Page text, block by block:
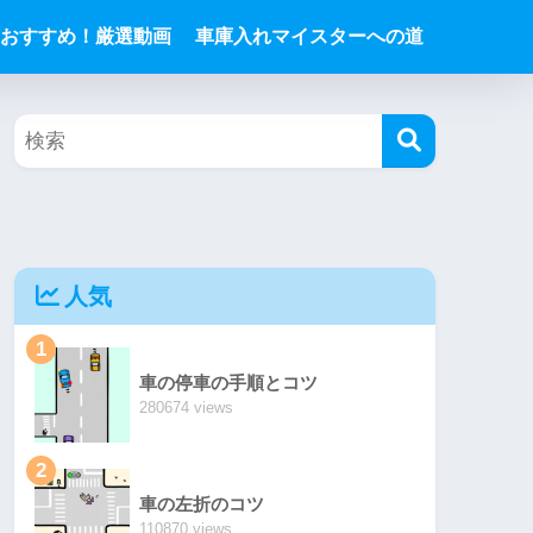
おすすめ！厳選動画 車庫入れマイスターへの道
人気
1
車の停車の手順とコツ
280674 views
2
車の左折のコツ
110870 views